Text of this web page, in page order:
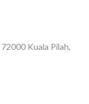
Kuala Pilah,